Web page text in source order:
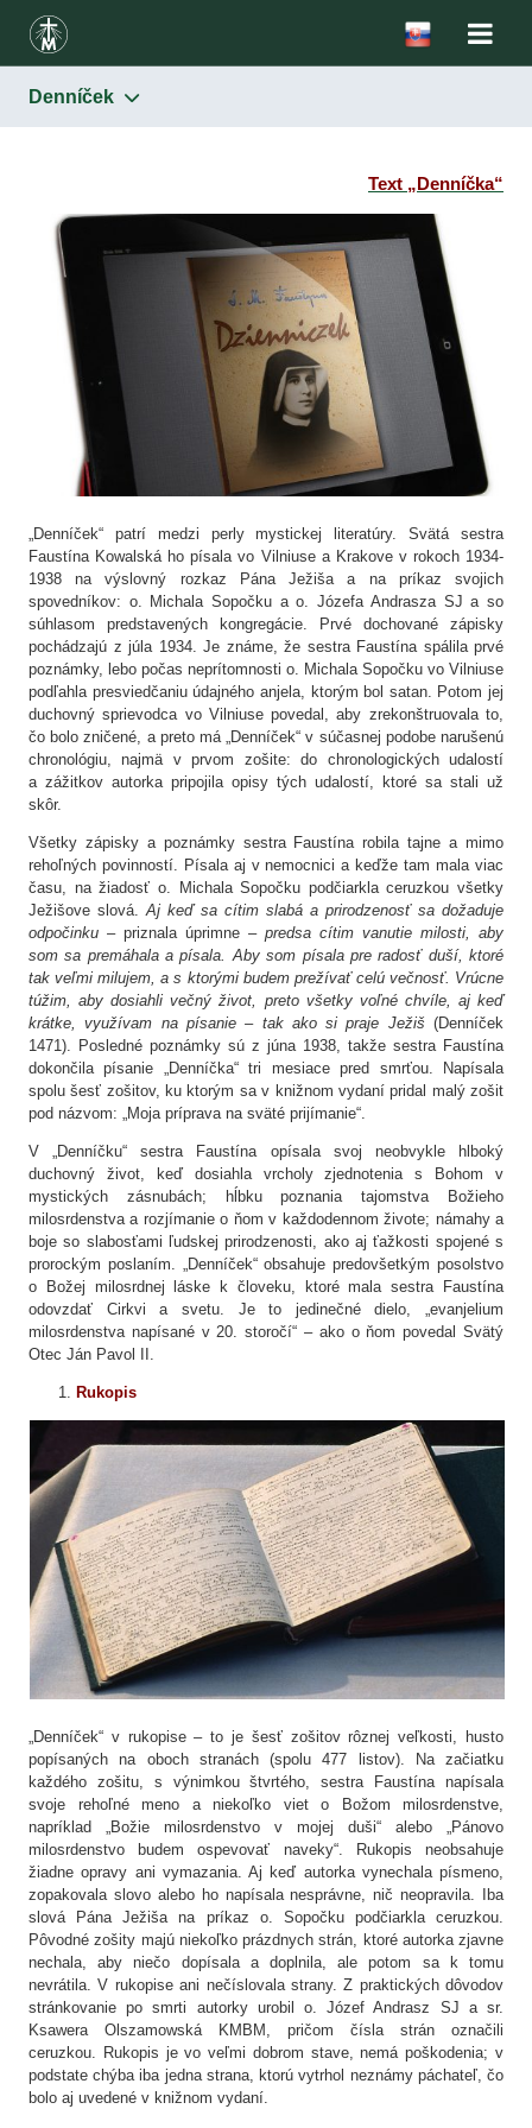
Denníček
Text „Denníčka“
„Denníček“ patrí medzi perly mystickej literatúry. Svätá sestra
Faustína Kowalská ho písala vo Vilniuse a Krakove v rokoch 1934-
1938 na výslovný rozkaz Pána Ježiša a na príkaz svojich
spovedníkov: o. Michala Sopočku a o. Józefa Andrasza SJ a so
súhlasom predstavených kongregácie. Prvé dochované zápisky
pochádzajú z júla 1934. Je známe, že sestra Faustína spálila prvé
poznámky, lebo počas neprítomnosti o. Michala Sopočku vo Vilniuse
podľahla presviedčaniu údajného anjela, ktorým bol satan. Potom jej
duchovný sprievodca vo Vilniuse povedal, aby zrekonštruovala to,
čo bolo zničené, a preto má „Denníček“ v súčasnej podobe narušenú
chronológiu, najmä v prvom zošite: do chronologických udalostí
a zážitkov autorka pripojila opisy tých udalostí, ktoré sa stali už
skôr.
Všetky zápisky a poznámky sestra Faustína robila tajne a mimo
rehoľných povinností. Písala aj v nemocnici a keďže tam mala viac
času, na žiadosť o. Michala Sopočku podčiarkla ceruzkou všetky
Ježišove slová. Aj keď sa cítim slabá a prirodzenosť sa dožaduje
odpočinku – priznala úprimne – predsa cítim vanutie milosti, aby
som sa premáhala a písala. Aby som písala pre radosť duší, ktoré
tak veľmi milujem, a s ktorými budem prežívať celú večnosť. Vrúcne
túžim, aby dosiahli večný život, preto všetky voľné chvíle, aj keď
krátke, využívam na písanie – tak ako si praje Ježiš (Denníček
1471). Posledné poznámky sú z júna 1938, takže sestra Faustína
dokončila písanie „Denníčka“ tri mesiace pred smrťou. Napísala
spolu šesť zošitov, ku ktorým sa v knižnom vydaní pridal malý zošit
pod názvom: „Moja príprava na sväté prijímanie“.
V „Denníčku“ sestra Faustína opísala svoj neobvykle hlboký
duchovný život, keď dosiahla vrcholy zjednotenia s Bohom v
mystických zásnubách; hĺbku poznania tajomstva Božieho
milosrdenstva a rozjímanie o ňom v každodennom živote; námahy a
boje so slabosťami ľudskej prirodzenosti, ako aj ťažkosti spojené s
prorockým poslaním. „Denníček“ obsahuje predovšetkým posolstvo
o Božej milosrdnej láske k človeku, ktoré mala sestra Faustína
odovzdať Cirkvi a svetu. Je to jedinečné dielo, „evanjelium
milosrdenstva napísané v 20. storočí“ – ako o ňom povedal Svätý
Otec Ján Pavol II.
Rukopis
„Denníček“ v rukopise – to je šesť zošitov rôznej veľkosti, husto
popísaných na oboch stranách (spolu 477 listov). Na začiatku
každého zošitu, s výnimkou štvrtého, sestra Faustína napísala
svoje rehoľné meno a niekoľko viet o Božom milosrdenstve,
napríklad „Božie milosrdenstvo v mojej duši“ alebo „Pánovo
milosrdenstvo budem ospevovať naveky“. Rukopis neobsahuje
žiadne opravy ani vymazania. Aj keď autorka vynechala písmeno,
zopakovala slovo alebo ho napísala nesprávne, nič neopravila. Iba
slová Pána Ježiša na príkaz o. Sopočku podčiarkla ceruzkou.
Pôvodné zošity majú niekoľko prázdnych strán, ktoré autorka zjavne
nechala, aby niečo dopísala a doplnila, ale potom sa k tomu
nevrátila. V rukopise ani nečíslovala strany. Z praktických dôvodov
stránkovanie po smrti autorky urobil o. Józef Andrasz SJ a sr.
Ksawera Olszamowská KMBM, pričom čísla strán označili
ceruzkou. Rukopis je vo veľmi dobrom stave, nemá poškodenia; v
podstate chýba iba jedna strana, ktorú vytrhol neznámy páchateľ, čo
bolo aj uvedené v knižnom vydaní.